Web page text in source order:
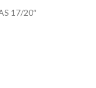
17/20″